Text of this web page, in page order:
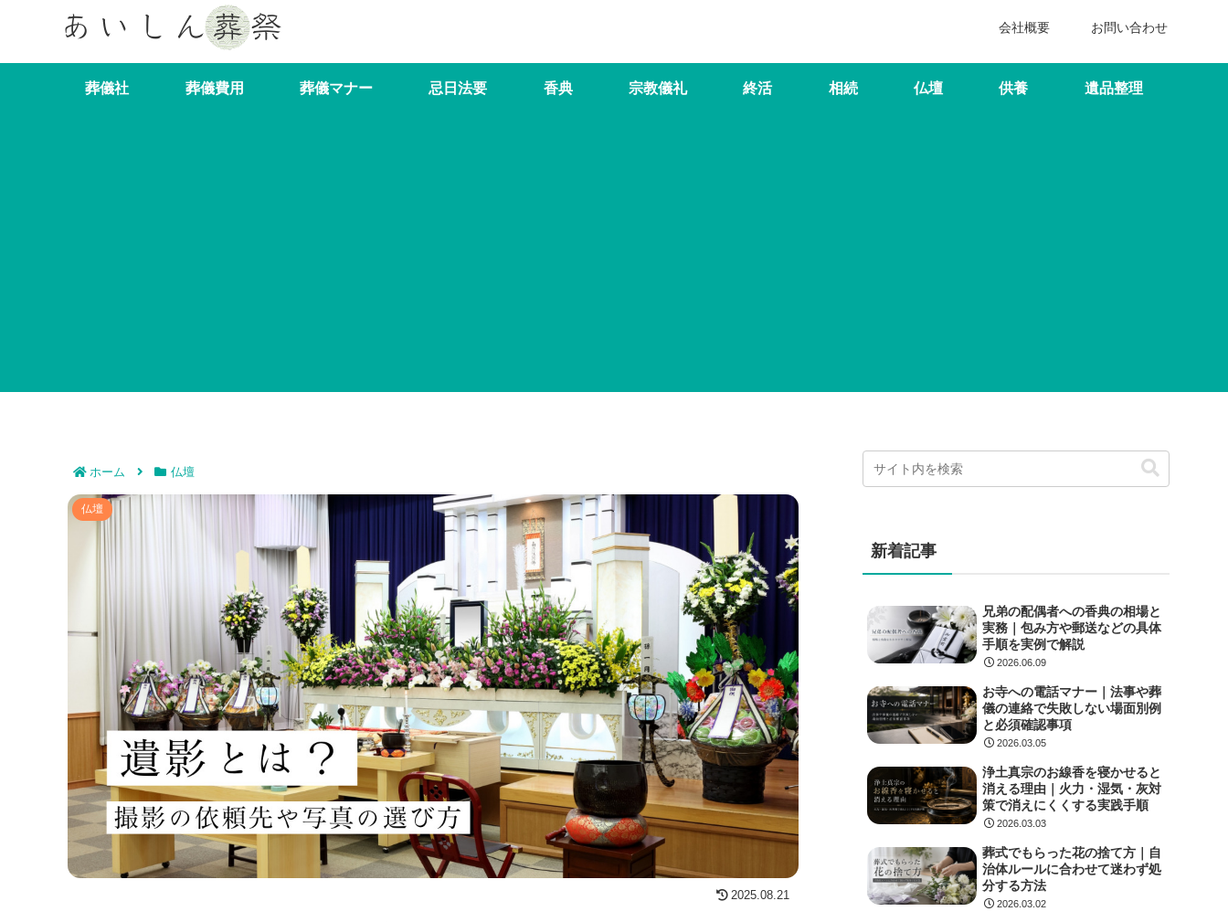
会社概要 お問い合わせ
葬儀社 葬儀費用 葬儀マナー 忌日法要 香典 宗教儀礼 終活 相続 仏壇 供養 遺品整理
ホーム 仏壇
遺影とは？撮影の依頼先や写真の選び方を解説｜生前にすべき準備
仏壇
2025.08.21
新着記事
兄弟の配偶者への香典の相場と
実務｜包み方や郵送などの具体
手順を実例で解説
2026.06.09
お寺への電話マナー｜法事や葬
儀の連絡で失敗しない場面別例
と必須確認事項
2026.03.05
浄土真宗のお線香を寝かせると
消える理由｜火力・湿気・灰対
策で消えにくくする実践手順
2026.03.03
葬式でもらった花の捨て方｜自
治体ルールに合わせて迷わず処
分する方法
2026.03.02